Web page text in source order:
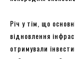
Річ у тім, що
відновлення
отримували